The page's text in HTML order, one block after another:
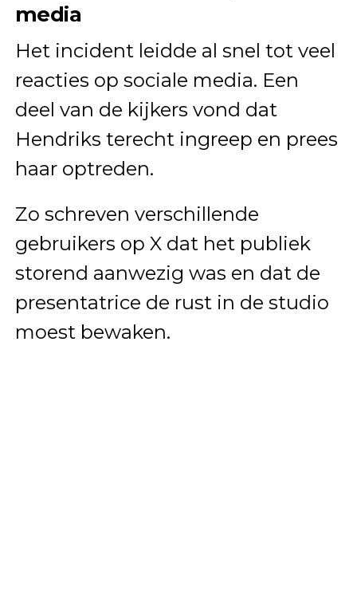
media
Het incident leidde al snel tot veel
reacties op sociale media. Een
deel van de kijkers vond dat
Hendriks terecht ingreep en prees
haar optreden.
Zo schreven verschillende
gebruikers op X dat het publiek
storend aanwezig was en dat de
presentatrice de rust in de studio
moest bewaken.